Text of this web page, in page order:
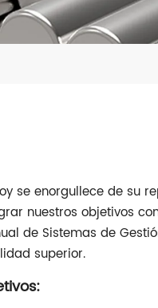
se enorgullece de su
nuestros objetivos
de Sistemas de
superior.